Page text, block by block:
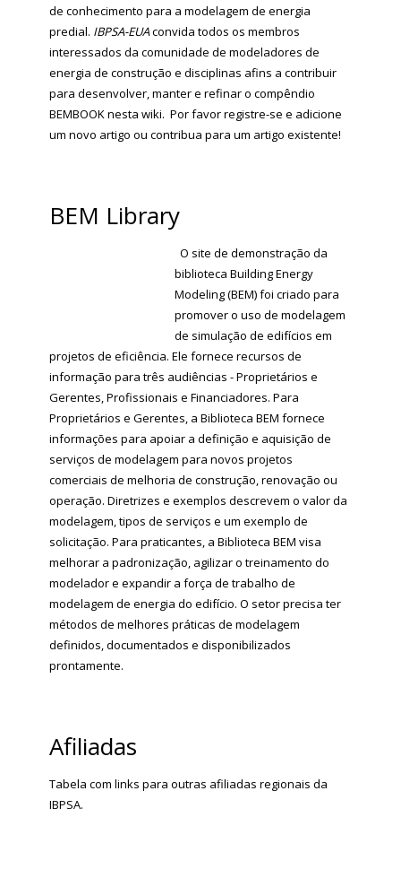
de conhecimento para a modelagem de energia
predial. IBPSA-EUAconvida todos os membros
interessados da comunidade de modeladores de
energia de construção e disciplinas afins a contribuir
para desenvolver, manter e refinar o compêndio
BEMBOOK nesta wiki. Por favor registre-se e adicione
um novo artigo ou contribua para um artigo existente!
BEM Library
O site de demonstração da
biblioteca Building Energy
Modeling (BEM) foi criado para
promover o uso de modelagem
de simulação de edifícios em
projetos de eficiência. Ele fornece recursos de
informação para três audiências - Proprietários e
Gerentes, Profissionais e Financiadores. Para
Proprietários e Gerentes, a Biblioteca BEM fornece
informações para apoiar a definição e aquisição de
serviços de modelagem para novos projetos
comerciais de melhoria de construção, renovação ou
operação. Diretrizes e exemplos descrevem o valor da
modelagem, tipos de serviços e um exemplo de
solicitação. Para praticantes, a Biblioteca BEM visa
melhorar a padronização, agilizar o treinamento do
modelador e expandir a força de trabalho de
modelagem de energia do edifício. O setor precisa ter
métodos de melhores práticas de modelagem
definidos, documentados e disponibilizados
prontamente.
Afiliadas
Tabela com links para outras afiliadas regionais da
IBPSA.